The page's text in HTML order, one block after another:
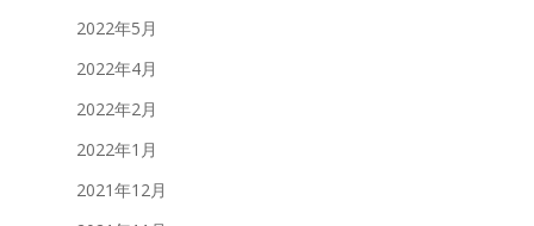
2022年5月
2022年4月
2022年2月
2022年1月
2021年12月